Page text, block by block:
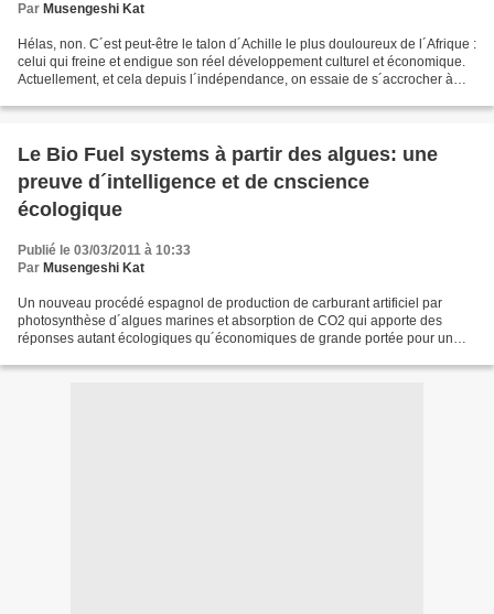
Par Musengeshi Kat
Hélas, non. C´est peut-être le talon d´Achille le plus douloureux de l´Afrique :
celui qui freine et endigue son réel développement culturel et économique.
Actuellement, et cela depuis l´indépendance, on essaie de s´accrocher à
Le Bio Fuel systems à partir des algues: une
preuve d´intelligence et de cnscience
écologique
Publié le 03/03/2011 à 10:33
Par Musengeshi Kat
Un nouveau procédé espagnol de production de carburant artificiel par
photosynthèse d´algues marines et absorption de CO2 qui apporte des
réponses autant écologiques qu´économiques de grande portée pour un